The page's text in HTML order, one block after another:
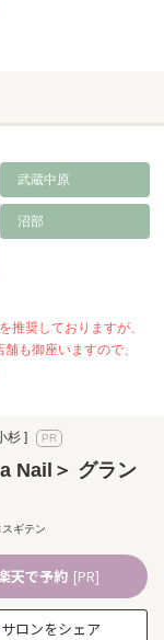
武蔵中原
沼部
推奨しておりますが、
も御座いますので、
杉 ]
Nail＞ グラン
ギテン
天で予約 [PR]
サロンをシェア